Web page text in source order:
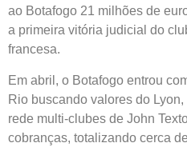
ao Botafogo 21 milhões de
a primeira vitória judicial do
francesa.
Em abril, o Botafogo entrou
Rio buscando valores do
rede multi-clubes de John
cobranças, totalizando cerca